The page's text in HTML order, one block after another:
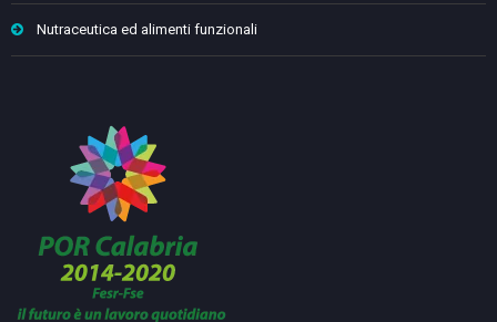
Nutraceutica ed alimenti funzionali